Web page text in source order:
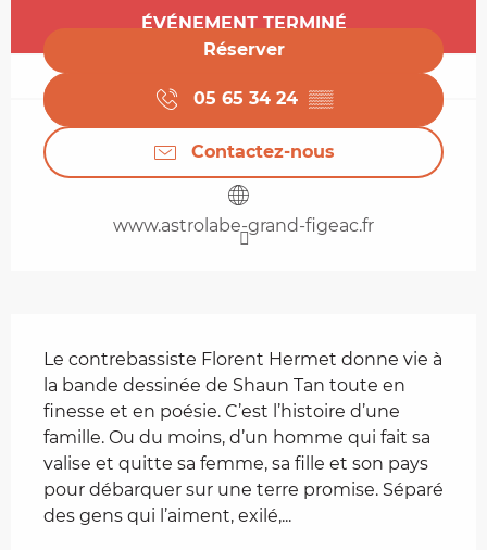
Ouverture et coordonnées
ÉVÉNEMENT TERMINÉ
Réserver
05 65 34 24 ▒▒
Contactez-nous
www.astrolabe-grand-figeac.fr
Le contrebassiste Florent Hermet donne vie à
la bande dessinée de Shaun Tan toute en
finesse et en poésie. C’est l’histoire d’une
famille. Ou du moins, d’un homme qui fait sa
valise et quitte sa femme, sa fille et son pays
pour débarquer sur une terre promise. Séparé
des gens qui l’aiment, exilé,...